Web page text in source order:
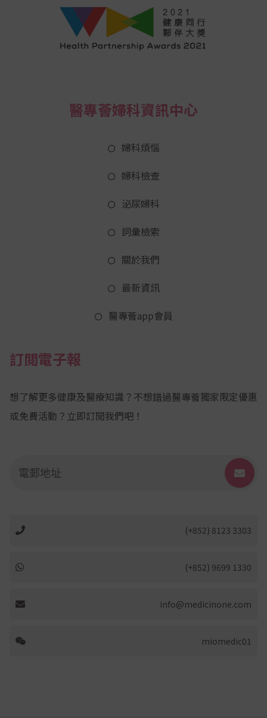
醫專薈婦科資訊中心
婦科煩惱
婦科檢查
泌尿婦科
詞彙檢索
關於我們
最新資訊
醫專薈app會員
訂閲電子報
想了解更多健康及醫療知識？不想錯過醫專薈獨家限定優惠
或免費活動？立即訂閲我們吧！
(+852) 8123 3303
(+852) 9699 1330
info@medicinone.com
miomedic01